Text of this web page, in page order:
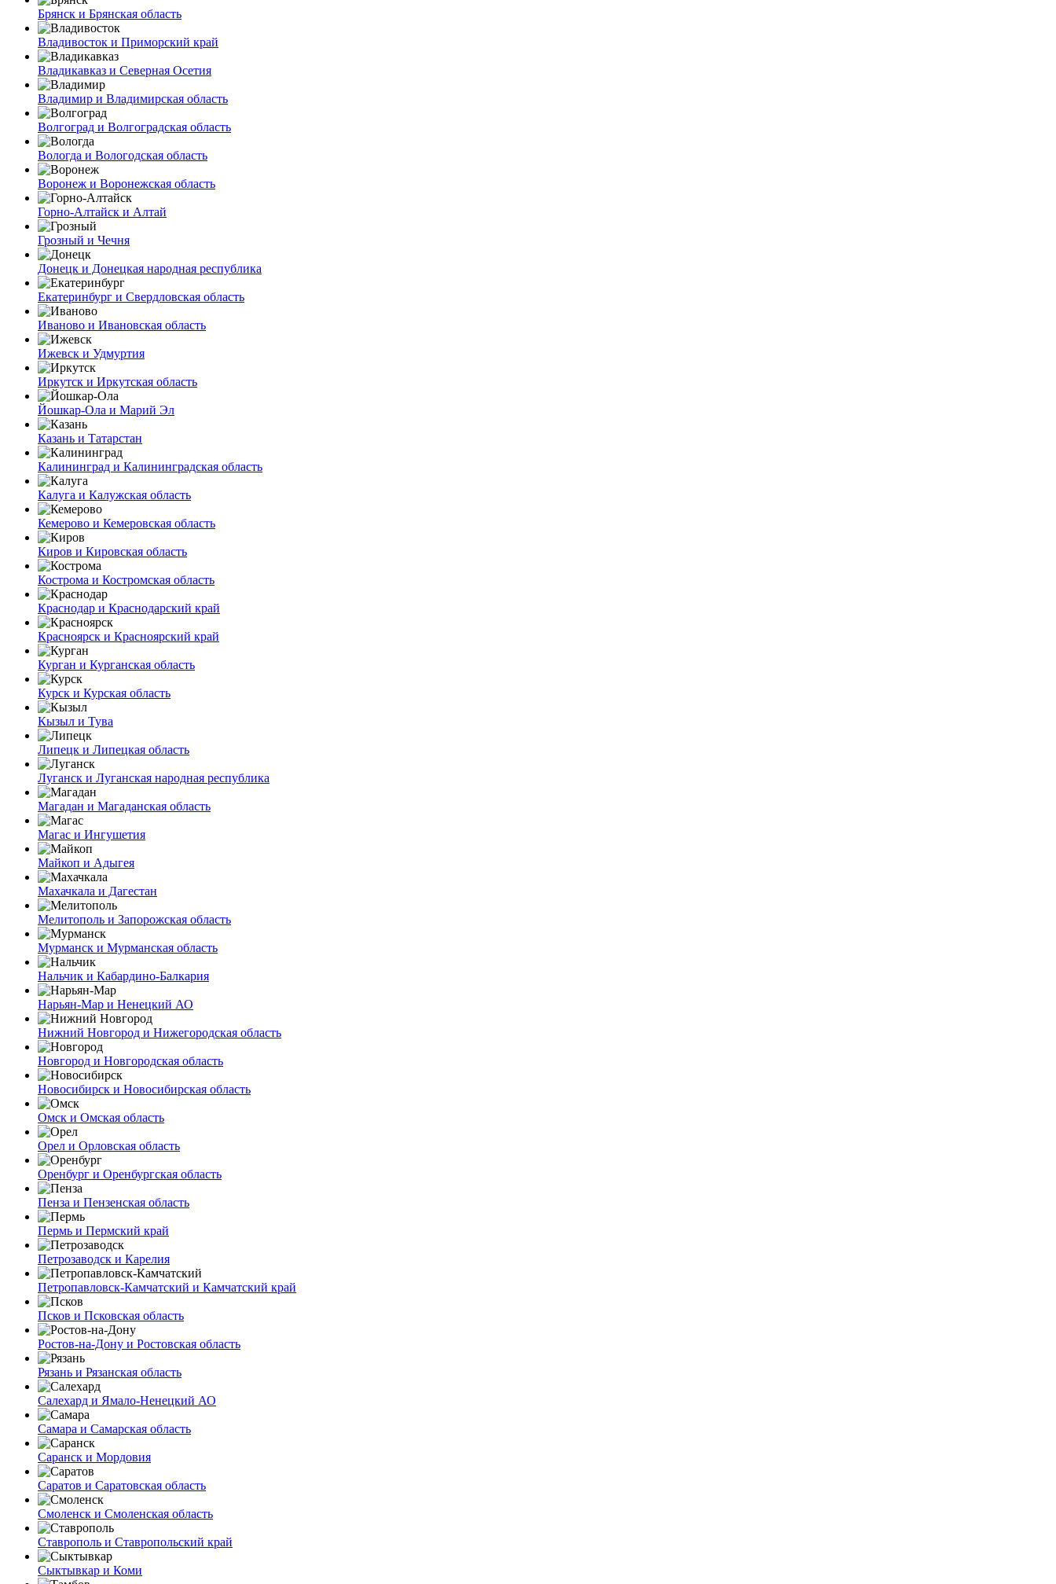
Брянск и Брянская область
Владивосток и Приморский край
Владикавказ и Северная Осетия
Владимир и Владимирская область
Волгоград и Волгоградская область
Вологда и Вологодская область
Воронеж и Воронежская область
Горно-Алтайск и Алтай
Грозный и Чечня
Донецк и Донецкая народная республика
Екатеринбург и Свердловская область
Иваново и Ивановская область
Ижевск и Удмуртия
Иркутск и Иркутская область
Йошкар-Ола и Марий Эл
Казань и Татарстан
Калининград и Калининградская область
Калуга и Калужская область
Кемерово и Кемеровская область
Киров и Кировская область
Кострома и Костромская область
Краснодар и Краснодарский край
Красноярск и Красноярский край
Курган и Курганская область
Курск и Курская область
Кызыл и Тува
Липецк и Липецкая область
Луганск и Луганская народная республика
Магадан и Магаданская область
Магас и Ингушетия
Майкоп и Адыгея
Махачкала и Дагестан
Мелитополь и Запорожская область
Мурманск и Мурманская область
Нальчик и Кабардино-Балкария
Нарьян-Мар и Ненецкий АО
Нижний Новгород и Нижегородская область
Новгород и Новгородская область
Новосибирск и Новосибирская область
Омск и Омская область
Орел и Орловская область
Оренбург и Оренбургская область
Пенза и Пензенская область
Пермь и Пермский край
Петрозаводск и Карелия
Петропавловск-Камчатский и Камчатский край
Псков и Псковская область
Ростов-на-Дону и Ростовская область
Рязань и Рязанская область
Салехард и Ямало-Ненецкий АО
Самара и Самарская область
Саранск и Мордовия
Саратов и Саратовская область
Смоленск и Смоленская область
Ставрополь и Ставропольский край
Сыктывкар и Коми